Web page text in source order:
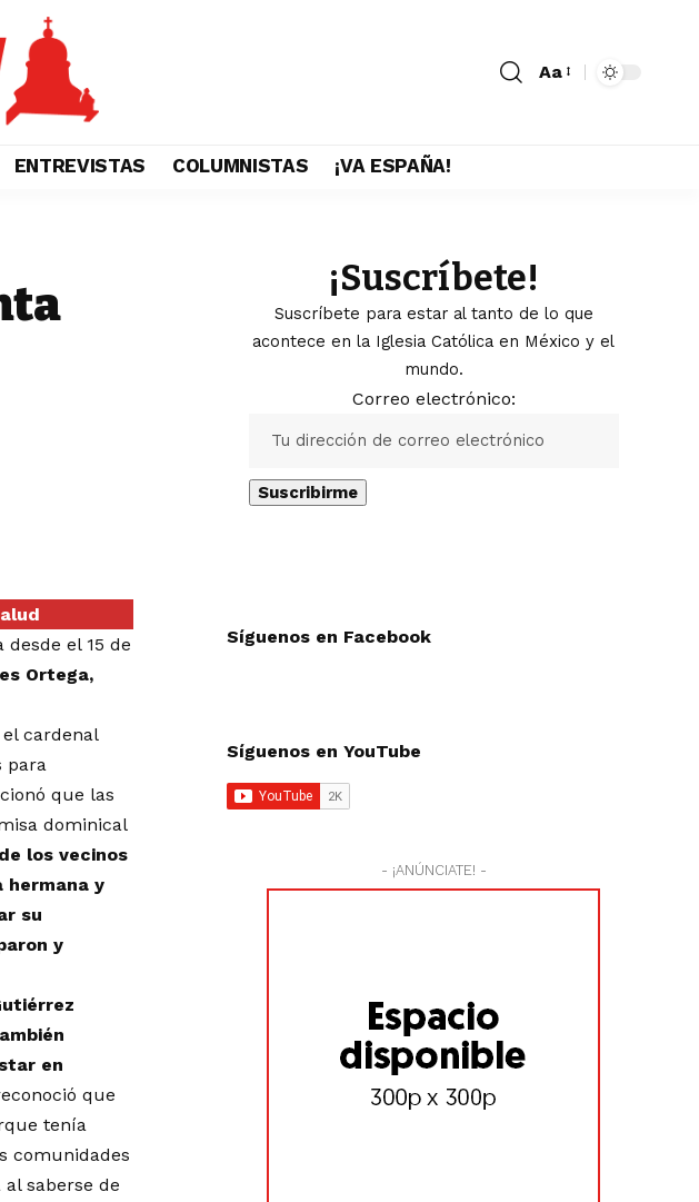
Aa
ENTREVISTAS COLUMNISTAS ¡VA ESPAÑA!
desde el 15 de
Ortega,
el cardenal
para
que las
dominical
los vecinos
hermana y
su
y
en
que
tenía
comunidades
saberse de
¡Suscríbete!
Suscríbete para estar al tanto de lo que
acontece en la Iglesia Católica en México y el
mundo.
Correo electrónico:
Síguenos en Facebook
Síguenos en YouTube
- ¡ANÚNCIATE! -